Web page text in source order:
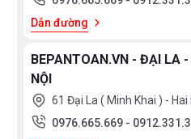
Dẫn đường
BEPANTOAN.VN - ĐẠI LA
NỘI
61 Đại La ( Minh Khai ) - Hai
0976.665.669 -